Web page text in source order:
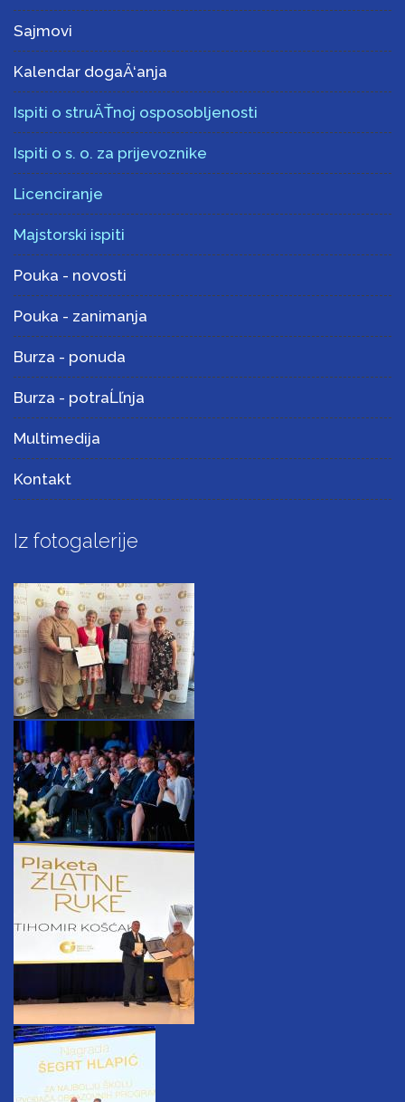
Sajmovi
Kalendar dogaÄ‘anja
Ispiti o struÄŤnoj osposobljenosti
Ispiti o s. o. za prijevoznike
Licenciranje
Majstorski ispiti
Pouka - novosti
Pouka - zanimanja
Burza - ponuda
Burza - potraĹľnja
Multimedija
Kontakt
Iz fotogalerije